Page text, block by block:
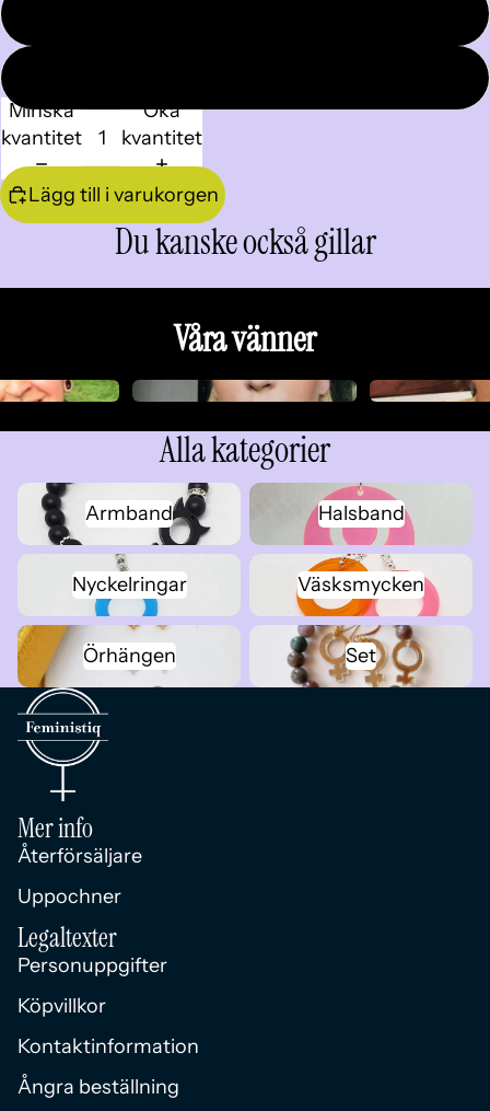
Minska
kvantitet
Öka
kvantitet
Lägg till i varukorgen
Du kanske också gillar
Våra vänner
Alla kategorier
Armband
Armband
Halsband
Halsband
Nyckelringar
Nyckelringar
Väsksmycken
Väsksmycken
Örhängen
Örhängen
Set
Set
Mer info
Återförsäljare
Uppochner
Legaltexter
Personuppgifter
Köpvillkor
Kontaktinformation
Ångra beställning